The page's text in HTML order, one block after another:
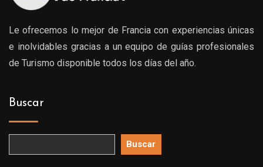
Le ofrecemos lo mejor de Francia con experiencias únicas
e inolvidables gracias a un equipo de guías profesionales
de Turismo disponible todos los días del año.
Buscar
Buscar